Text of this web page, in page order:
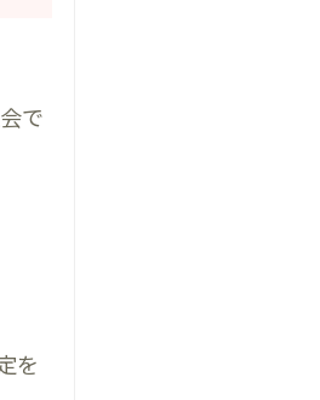
で
を